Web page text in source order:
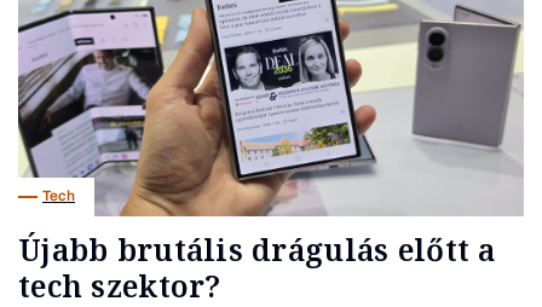
Tech
Újabb brutális drágulás előtt a
tech szektor?